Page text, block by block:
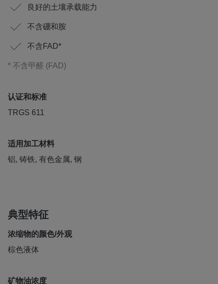
良好的土壤承载能力
不含硼和胺
不含FAD*
* 不含甲醛 (FAD)
认证和标准
TRGS 611
适用加工材料
铝, 铸铁, 有色金属, 钢
典型特征
浓缩物的颜色/外观
棕色液体
矿物油浓度